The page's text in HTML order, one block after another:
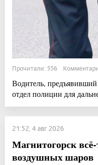
Прочитали: 556
Водитель, предъявивший
отдел полиции для
21:52, 4 авг 2026
Магнитогорск
воздушных шаров